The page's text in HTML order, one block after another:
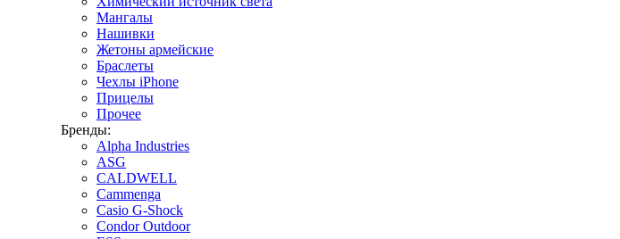
Мангалы
Нашивки
Жетоны армейские
Браслеты
Чехлы iPhone
Прицелы
Прочее
Бренды:
Alpha Industries
ASG
CALDWELL
Cammenga
Casio G-Shock
Condor Outdoor